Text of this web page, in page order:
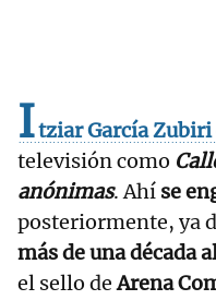
Itziar García Zubiri
televisión como
anónimas. Ahí se
posteriormente, ya
más de una década
el sello deArena